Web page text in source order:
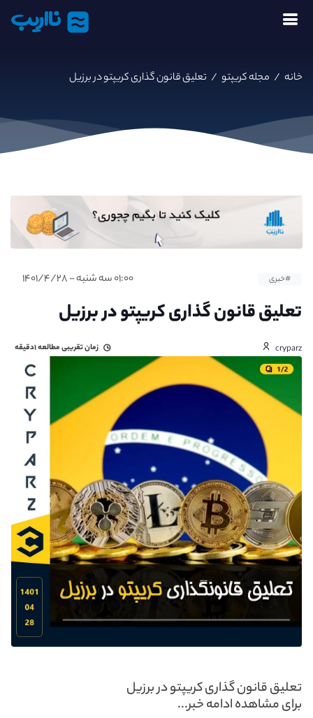
نااریب
خانه / مجله کریپتو / تعلیق قانون گذاری کریپتو در برزیل
#خبری ۰۱:۰۰ سه شنبه - ۱۴۰۱/۴/۲۸
تعلیق قانون گذاری کریپتو در برزیل
cryparz زمان تقریبی مطالعه۱دقیقه
تعلیق قانون گذاری کریپتو در برزیل
برای مشاهده ادامه خبر...